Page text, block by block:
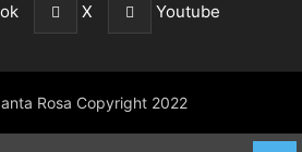
X Youtube
Rosa Copyright 2022